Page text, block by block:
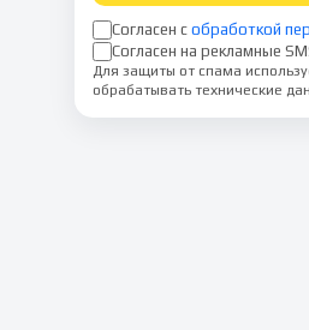
Согласен с обработкой
Согласен на рекламные
Для защиты от спама
обрабатывать технические